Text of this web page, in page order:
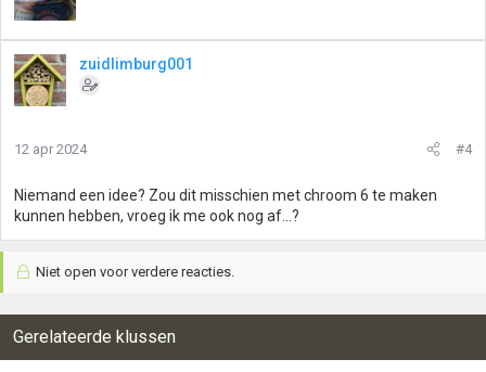
zuidlimburg001
12 apr 2024 #4
Niemand een idee? Zou dit misschien met chroom 6 te maken
kunnen hebben, vroeg ik me ook nog af…?
Niet open voor verdere reacties.
Gerelateerde klussen